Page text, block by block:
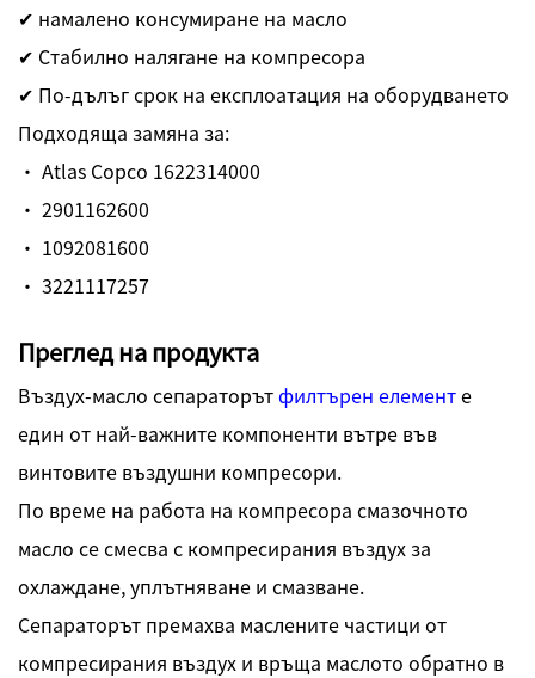
✔ намалено консумиране на масло
✔ Стабилно налягане на компресора
✔ По-дълъг срок на експлоатация на оборудването
Подходяща замяна за:
· Atlas Copco 1622314000
· 2901162600
· 1092081600
· 3221117257
Преглед на продукта
Въздух-масло сепараторътфилтърен елементе
един от най-важните компоненти вътре във
винтовите въздушни компресори.
По време на работа на компресора смазочното
масло се смесва с компресирания въздух за
охлаждане, уплътняване и смазване.
Сепараторът премахва маслените частици от
компресирания въздух и връща маслото обратно в